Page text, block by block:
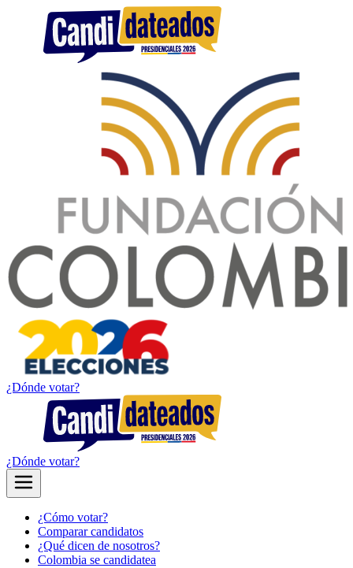
¿Dónde votar?
¿Dónde votar?
¿Cómo votar?
Comparar candidatos
¿Qué dicen de nosotros?
Colombia se candidatea